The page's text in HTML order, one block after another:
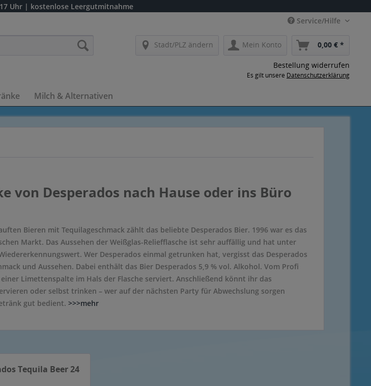
Uhr | kostenlose Leergutmitnahme
Service/Hilfe
Stadt/PLZ ändern Mein Konto 0,00 € *
Bestellung widerrufen
Es gilt unsere Datenschutzerklärung
Milch & Alternativen
von Desperados nach Hause oder ins Büro
Bieren mit Tequilageschmack zählt das beliebte Desperados Bier. 1996 war es das
Markt. Das Aussehen der Weißglas-Reliefflasche ist sehr auffällig und hat unter
Wer Desperados einmal getrunken hat, vergisst das Desperados
und Aussehen. Dabei enthält das Bier Desperados 5,9 % vol. Alkohol. Vom Profi
Limettenspalte im Hals der Flasche serviert. Anschließend könnt ihr das
oder selbst trinken – wer auf der nächsten Party für Abwechslung sorgen
gut bedient. >>>mehr
Tequila Beer 24